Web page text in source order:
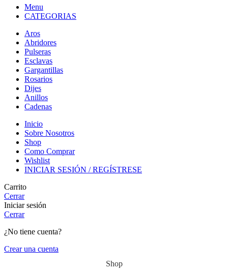
Menu
CATEGORIAS
Aros
Abridores
Pulseras
Esclavas
Gargantillas
Rosarios
Dijes
Anillos
Cadenas
Inicio
Sobre Nosotros
Shop
Como Comprar
Wishlist
INICIAR SESIÓN / REGÍSTRESE
Carrito
Cerrar
Iniciar sesión
Cerrar
¿No tiene cuenta?
Crear una cuenta
Shop